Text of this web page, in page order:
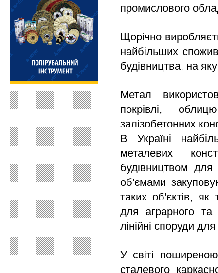
промислового
Щорічно
найбільших
будівництва, на
Метал
покрівлі,
залізобетонних
В Україні
металевих
будівництвом
об'ємами
таких об'єктів, як
для аграрного та
лінійні споруди
У світі
сталевого